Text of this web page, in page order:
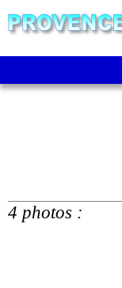
4 photos :